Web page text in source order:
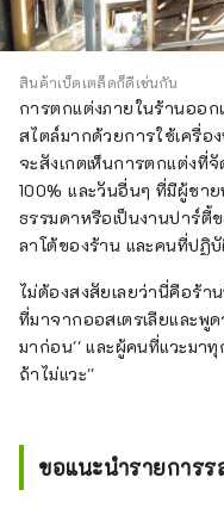
สินค้าเบ็ดเตล็ดก็ดีเช่นกัน
การตกแต่งภายในร้านออก
สไตล์มากด้วยการใช้เครื่อ
จะสังเกตเห็นการตกแต่งที่
100% และวันอื่นๆ ที่มีผู้ชา
ธรรมดาหรือเป็นงานปาร์ตี้
ลาโต้ของร้าน และคนที่ปฏิ
ไม่ต้องสงสัยเลยว่านี่คือร้
ที่มาจากออสเตรเลียและพู
มาก่อน'' และผู้คนที่แวะมาทุ
ถ้าไม่แวะ''
ขอแนะนำรายการร